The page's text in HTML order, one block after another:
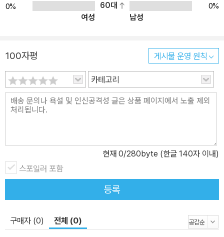
0%
60대
0%
여성
남성
100자평 게시물 운영 원칙
카테고리
현재 0/280byte (한글 140자 이내)
스포일러 포함
등록
구매자 (0) 전체 (0)